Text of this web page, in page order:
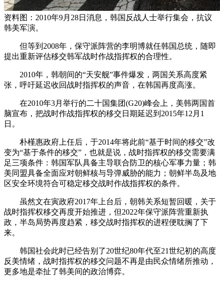
资料图：2010年9月28日消息，韩国反战人士举行集会，抗议
韩美军演。
但等到2008年，保守派阵营的李明博就任韩国总统，随即
提出重新评估移交韩军战时作战指挥权的合理性。
2010年，韩朝间的“天安舰”事件爆发，两国关系高度紧
张，呼吁延迟收回战时指挥权的声音，在韩国再度高涨。
在2010年3月举行的二十国集团(G20)峰会上，美韩两国首
脑宣布，把战时作战指挥权的移交日期延迟到2015年12月1
日。
朴槿惠政府上任后，于2014年将此前“基于时间的移交”改
变为“基于条件的移交”，也就是说，战时指挥权的移交需要满
足三项条件：韩国军队具备主导联合防卫的核心军事力量；韩
美同盟具备全面应对朝鲜核与导弹威胁的能力；朝鲜半岛及地
区安全环境符合可稳定移交战时作战指挥权的条件。
虽然文在寅政府2017年上台后，朝韩关系短暂回暖，关于
战时指挥权移交再度开始推进，但2022年保守派阵营重新执
政，半岛局势再度趋紧，移交战时指挥权的进程便耽搁了下
来。
韩国社会此时已经告别了20世纪80年代至21世纪初的高度
反美情绪，战时指挥权的移交问题不再是由民众情绪所推动，
更多地是牵扯了韩美间的政治博弈。